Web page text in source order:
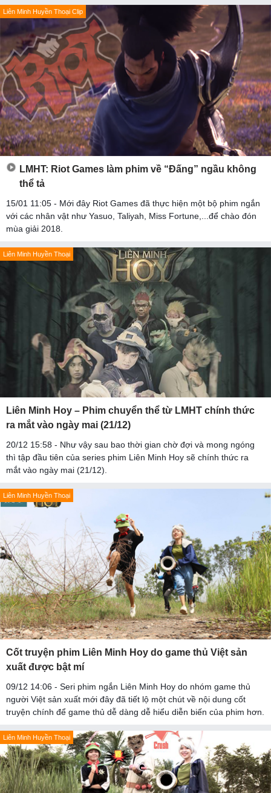
Liên Minh Huyền Thoại Clip
LMHT: Riot Games làm phim về “Đấng” ngầu không
thể tả
15/01 11:05 - Mới đây Riot Games đã thực hiện một bộ phim ngắn
với các nhân vật như Yasuo, Taliyah, Miss Fortune,...để chào đón
mùa giải 2018.
Liên Minh Huyền Thoại
Liên Minh Hoy – Phim chuyển thể từ LMHT chính thức
ra mắt vào ngày mai (21/12)
20/12 15:58 - Như vậy sau bao thời gian chờ đợi và mong ngóng
thì tập đầu tiên của series phim Liên Minh Hoy sẽ chính thức ra
mắt vào ngày mai (21/12).
Liên Minh Huyền Thoại
Cốt truyện phim Liên Minh Hoy do game thủ Việt sản
xuất được bật mí
09/12 14:06 - Seri phim ngắn Liên Minh Hoy do nhóm game thủ
người Việt sản xuất mới đây đã tiết lộ một chút về nội dung cốt
truyện chính để game thủ dễ dàng dễ hiểu diễn biến của phim hơn.
Liên Minh Huyền Thoại